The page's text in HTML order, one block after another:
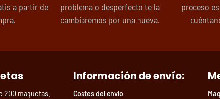
a partir de
problema o desperfecto te la
cambiaremos por una nueva.
proceso
200 maquetas.
Información de envío:
Costes del envío